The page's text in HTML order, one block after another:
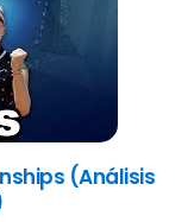
(Análisis